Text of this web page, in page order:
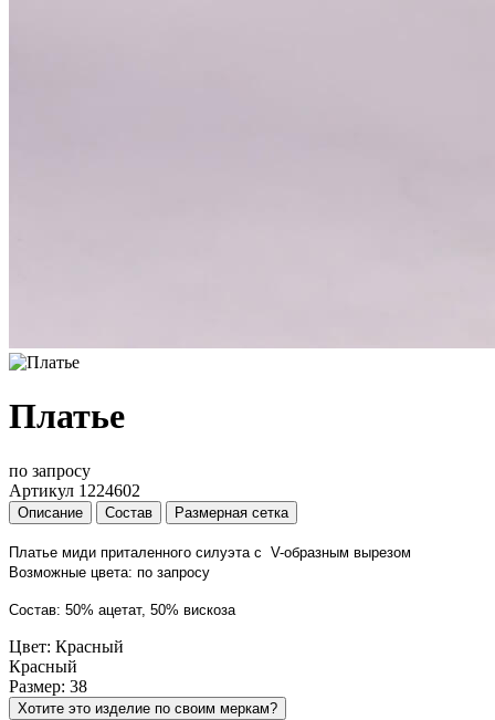
Платье
по запросу
Артикул 1224602
Описание Состав Размерная сетка
Платье миди приталенного силуэта с  V-образным вырезом
Возможные цвета: по запросу
Состав: 50% ацетат, 50% вискоза
Цвет: Красный
Красный
Размер: 38
Хотите это изделие по своим меркам?